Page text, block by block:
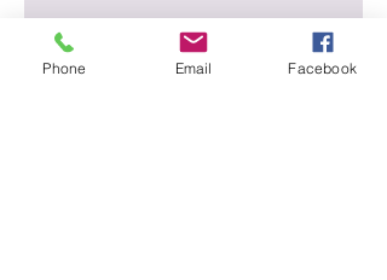
Nosūtīt
Phone Email Facebook